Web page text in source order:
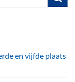
en vijfde plaats